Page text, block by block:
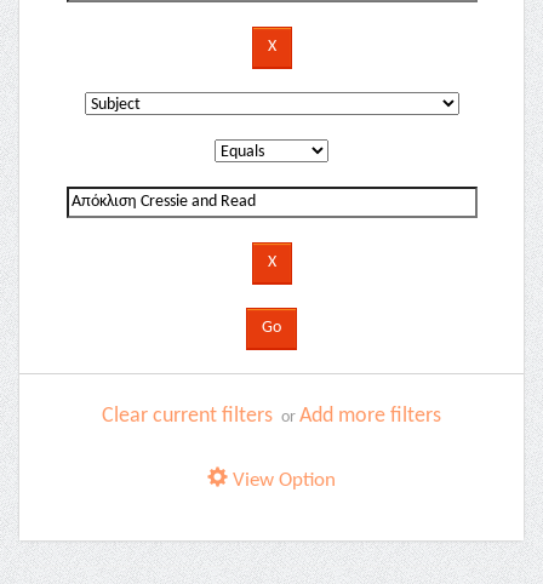
Clear current filters or Add more filters
View Option